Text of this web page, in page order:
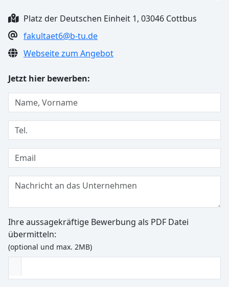
Platz der Deutschen Einheit 1, 03046 Cottbus
fakultaet6@b-tu.de
Webseite zum Angebot
Jetzt hier bewerben:
Ihre aussagekräftige Bewerbung als PDF Datei
übermitteln:
(optional und max. 2MB)